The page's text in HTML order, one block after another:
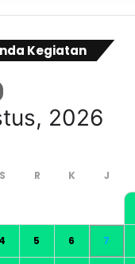
Kegiatan
2026
4 5 6 7